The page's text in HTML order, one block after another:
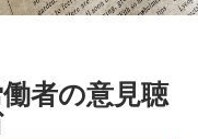
者の意見聴